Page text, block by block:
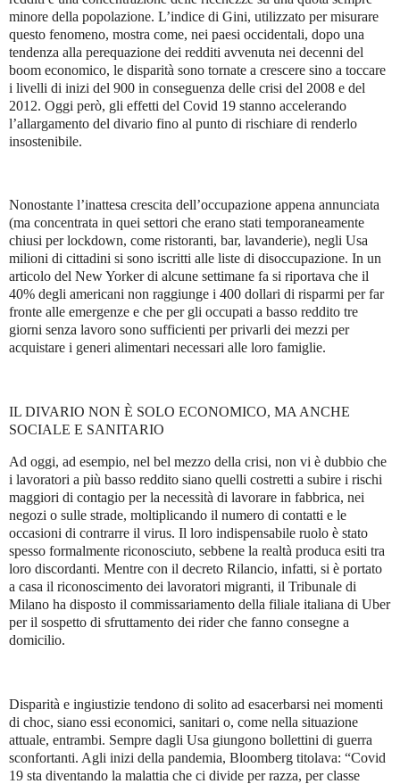
minore della popolazione. L’indice di Gini, utilizzato per misurare
questo fenomeno, mostra come, nei paesi occidentali, dopo una
tendenza alla perequazione dei redditi avvenuta nei decenni del
boom economico, le disparità sono tornate a crescere sino a toccare
i livelli di inizi del 900 in conseguenza delle crisi del 2008 e del
2012. Oggi però, gli effetti del Covid 19 stanno accelerando
l’allargamento del divario fino al punto di rischiare di renderlo
insostenibile.
Nonostante l’inattesa crescita dell’occupazione appena annunciata
(ma concentrata in quei settori che erano stati temporaneamente
chiusi per lockdown, come ristoranti, bar, lavanderie), negli Usa
milioni di cittadini si sono iscritti alle liste di disoccupazione. In un
articolo del New Yorker di alcune settimane fa si riportava che il
40% degli americani non raggiunge i 400 dollari di risparmi per far
fronte alle emergenze e che per gli occupati a basso reddito tre
giorni senza lavoro sono sufficienti per privarli dei mezzi per
acquistare i generi alimentari necessari alle loro famiglie.
IL DIVARIO NON È SOLO ECONOMICO, MA ANCHE
SOCIALE E SANITARIO
Ad oggi, ad esempio, nel bel mezzo della crisi, non vi è dubbio che
i lavoratori a più basso reddito siano quelli costretti a subire i rischi
maggiori di contagio per la necessità di lavorare in fabbrica, nei
negozi o sulle strade, moltiplicando il numero di contatti e le
occasioni di contrarre il virus. Il loro indispensabile ruolo è stato
spesso formalmente riconosciuto, sebbene la realtà produca esiti tra
loro discordanti. Mentre con il decreto Rilancio, infatti, si è portato
a casa il riconoscimento dei lavoratori migranti, il Tribunale di
Milano ha disposto il commissariamento della filiale italiana di Uber
per il sospetto di sfruttamento dei rider che fanno consegne a
domicilio.
Disparità e ingiustizie tendono di solito ad esacerbarsi nei momenti
di choc, siano essi economici, sanitari o, come nella situazione
attuale, entrambi. Sempre dagli Usa giungono bollettini di guerra
sconfortanti. Agli inizi della pandemia, Bloomberg titolava: “Covid
19 sta diventando la malattia che ci divide per razza, per classe